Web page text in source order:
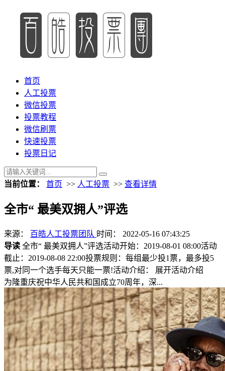
首页
人工投票
微信投票
投票教程
微信刷票
快速投票
投票日记
当前位置： 首页 >> 人工投票 >> 查看详情
全市“ 最美双拥人”评选
来源： 百皓人工投票团队 时间： 2022-05-16 07:43:25
导读 全市“ 最美双拥人”评选活动开始：2019-08-01 08:00活动
截止：2019-08-08 22:00投票规则：每组最少投1票，最多投5
票,对同一个选手每天只能一票!活动介绍： 展开活动介绍
为隆重庆祝中华人民共和国成立70周年，深...